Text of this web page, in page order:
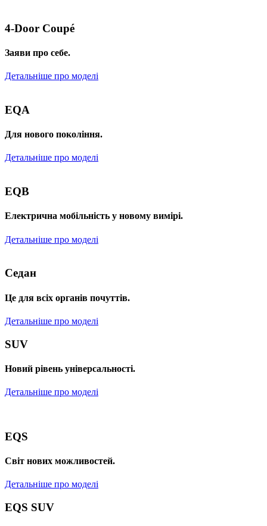
4-Door Coupé
Заяви про себе.
Детальніше про моделі
EQA
Для нового покоління.
Детальніше про моделі
EQB
Електрична мобільність у новому вимірі.
Детальніше про моделі
Седан
Це для всіх органів почуттів.
Детальніше про моделі
SUV
Новий рівень універсальності.
Детальніше про моделі
EQS
Cвіт нових можливостей.
Детальніше про моделі
EQS SUV